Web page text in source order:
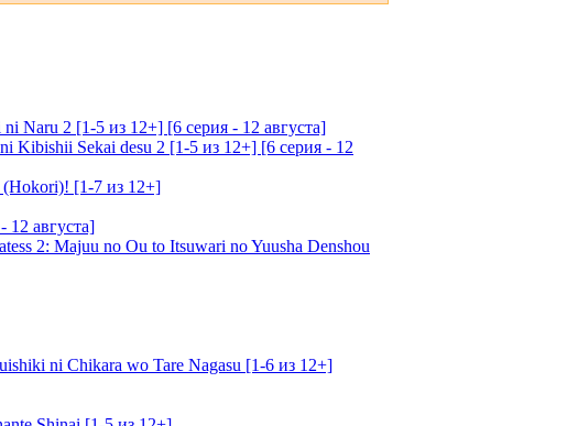
Naru 2 [1-5 из 12+] [6 серия - 12 августа]
Kibishii Sekai desu 2 [1-5 из 12+] [6 серия - 12
(Hokori)! [1-7 из 12+]
12 августа]
2: Majuu no Ou to Itsuwari no Yuusha Denshou
ni Chikara wo Tare Nagasu [1-6 из 12+]